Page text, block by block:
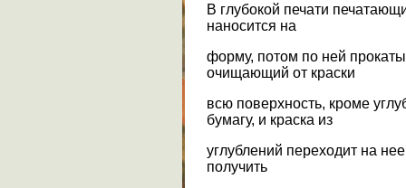
В глубокой печати
наносится на
форму, потом по ней
очищающий от краски
всю поверхность, кроме
бумагу, и краска из
углублений переходит на
получить